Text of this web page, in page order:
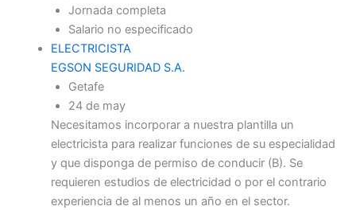
Jornada completa
Salario no especificado
ELECTRICISTA
EGSON SEGURIDAD S.A.
Getafe
24 de may
Necesitamos incorporar a nuestra plantilla un
electricista para realizar funciones de su especialidad
y que disponga de permiso de conducir (B). Se
requieren estudios de electricidad o por el contrario
experiencia de al menos un año en el sector.